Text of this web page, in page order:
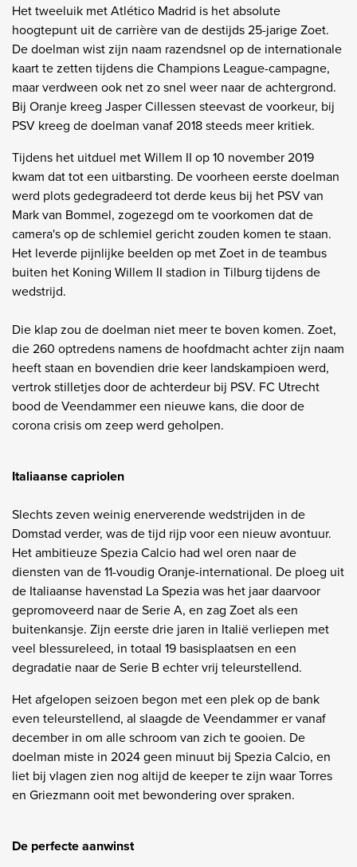
Het tweeluik met Atlético Madrid is het absolute
hoogtepunt uit de carrière van de destijds 25-jarige Zoet.
De doelman wist zijn naam razendsnel op de internationale
kaart te zetten tijdens die Champions League-campagne,
maar verdween ook net zo snel weer naar de achtergrond.
Bij Oranje kreeg Jasper Cillessen steevast de voorkeur, bij
PSV kreeg de doelman vanaf 2018 steeds meer kritiek.
Tijdens het uitduel met Willem II op 10 november 2019
kwam dat tot een uitbarsting. De voorheen eerste doelman
werd plots gedegradeerd tot derde keus bij het PSV van
Mark van Bommel, zogezegd om te voorkomen dat de
camera's op de schlemiel gericht zouden komen te staan.
Het leverde pijnlijke beelden op met Zoet in de teambus
buiten het Koning Willem II stadion in Tilburg tijdens de
wedstrijd.
Die klap zou de doelman niet meer te boven komen. Zoet,
die 260 optredens namens de hoofdmacht achter zijn naam
heeft staan en bovendien drie keer landskampioen werd,
vertrok stilletjes door de achterdeur bij PSV. FC Utrecht
bood de Veendammer een nieuwe kans, die door de
corona crisis om zeep werd geholpen.
Italiaanse capriolen
Slechts zeven weinig enerverende wedstrijden in de
Domstad verder, was de tijd rijp voor een nieuw avontuur.
Het ambitieuze Spezia Calcio had wel oren naar de
diensten van de 11-voudig Oranje-international. De ploeg uit
de Italiaanse havenstad La Spezia was het jaar daarvoor
gepromoveerd naar de Serie A, en zag Zoet als een
buitenkansje. Zijn eerste drie jaren in Italië verliepen met
veel blessureleed, in totaal 19 basisplaatsen en een
degradatie naar de Serie B echter vrij teleurstellend.
Het afgelopen seizoen begon met een plek op de bank
even teleurstellend, al slaagde de Veendammer er vanaf
december in om alle schroom van zich te gooien. De
doelman miste in 2024 geen minuut bij Spezia Calcio, en
liet bij vlagen zien nog altijd de keeper te zijn waar Torres
en Griezmann ooit met bewondering over spraken.
De perfecte aanwinst